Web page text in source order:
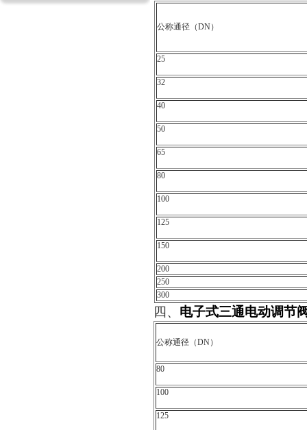
公称通径（DN）
25
32
40
50
65
80
100
125
150
200
250
300
四、 电子式三通电动调节
公称通径（DN）
80
100
125